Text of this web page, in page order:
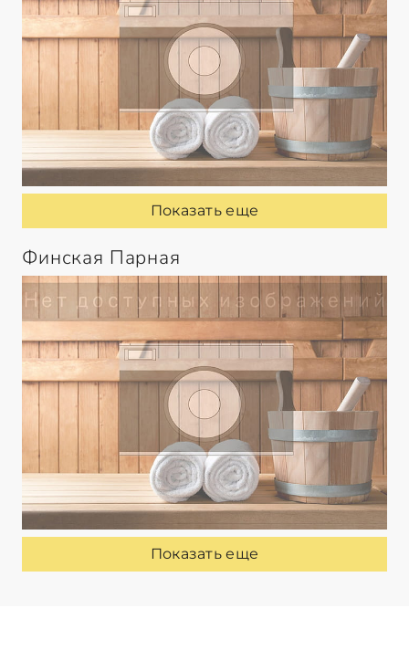
Показать еще
Финская Парная
Показать еще